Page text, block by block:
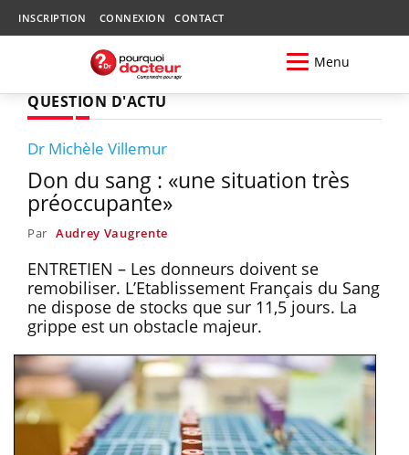
INSCRIPTION CONNEXION CONTACT
Menu
QUESTION D'ACTU
Dr Michèle Villemur
Don du sang : «une situation très
préoccupante»
Par Audrey Vaugrente
ENTRETIEN – Les donneurs doivent se
remobiliser. L’Etablissement Français du Sang
ne dispose de stocks que sur 11,5 jours. La
grippe est un obstacle majeur.